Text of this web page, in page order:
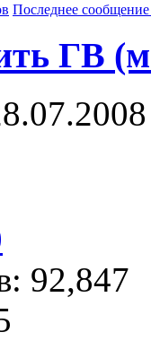
Последнее сообщение
ГВ
92,847